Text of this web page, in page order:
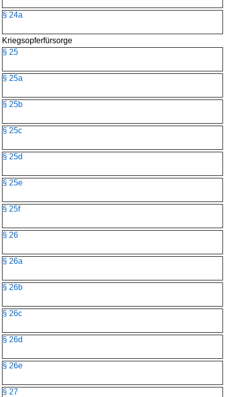
§ 24a
Kriegsopferfürsorge
§ 25
§ 25a
§ 25b
§ 25c
§ 25d
§ 25e
§ 25f
§ 26
§ 26a
§ 26b
§ 26c
§ 26d
§ 26e
§ 27